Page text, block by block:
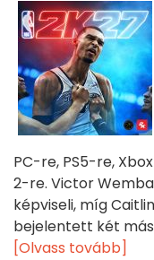
PC-re, PS5-re,
2-re. Victor
képviseli, míg
bejelentett két
[Olvass tovább]